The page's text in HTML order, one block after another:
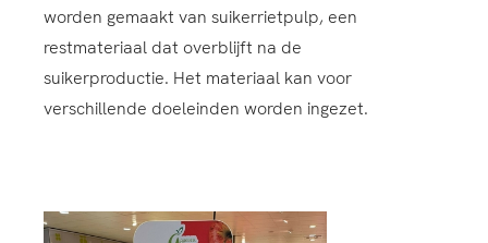
worden gemaakt van suikerrietpulp, een
restmateriaal dat overblijft na de
suikerproductie. Het materiaal kan voor
verschillende doeleinden worden ingezet.